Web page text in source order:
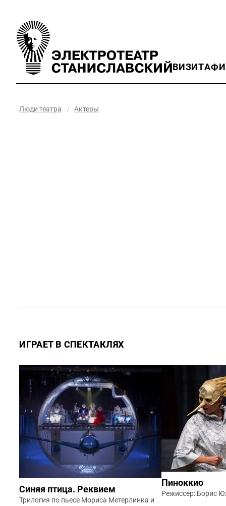
ВИЗИТ
Люди театра / Актеры
ИГРАЕТ В СПЕКТАКЛЯХ
Синяя птица. Реквием
Трилогия по пьесе Мориса Метерлинка и
Пиноккио
Режиссер: Борис